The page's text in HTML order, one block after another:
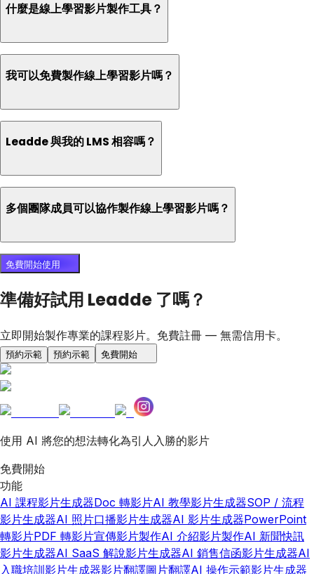
什麼是線上學習影片製作工具？
我可以免費製作線上學習影片嗎？
Leadde 與我的 LMS 相容嗎？
多個團隊成員可以協作製作線上學習影片嗎？
免費開始使用
準備好試用 Leadde 了嗎？
立即開始製作專業的課程影片。免費註冊 — 無需信用卡。
預約示範 預約示範 免費開始
使用 AI 將您的想法轉化為引人入勝的影片
免費開始
功能
AI 課程影片生成器Doc 轉影片AI 教學影片生成器SOP / 流程
影片生成器AI 照片口播影片生成器AI 影片生成器PowerPoint
轉影片PDF 轉影片宣傳影片製作AI 介紹影片製作AI 新聞快訊
影片生成器AI SaaS 解說影片生成器AI 銷售信函影片生成器AI
入職培訓影片生成器影片翻譯圖片翻譯AI 操作示範影片生成器